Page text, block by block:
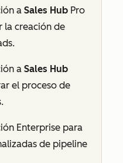
a Sales Hub Pro
la creación de
a Sales Hub
el proceso de
Enterprise para
de pipeline